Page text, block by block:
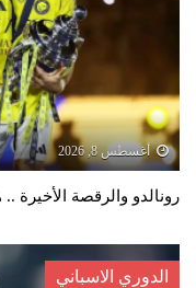
أغسطس 8, 2026
رونالدو والرقصة الأخيرة
الدوري الاسباني